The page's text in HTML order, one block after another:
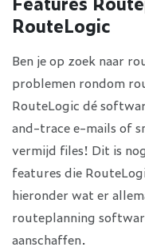
RouteLogic
Ben je op zoek naar
problemen rondom
RouteLogic dé
and-trace e-mails of
vermijd files! Dit is
features die
hieronder wat er
routeplanning
aanschaffen.